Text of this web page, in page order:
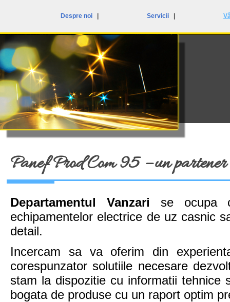
Despre noi Servicii
Panef Prod Com 95 – un
Departamentul Vanzari se ocupa
echipamentelor electrice de uz casnic
detail.
Incercam sa va oferim din
corespunzator solutiile necesare
stam la dispozitie cu informatii
bogata de produse cu un raport optim